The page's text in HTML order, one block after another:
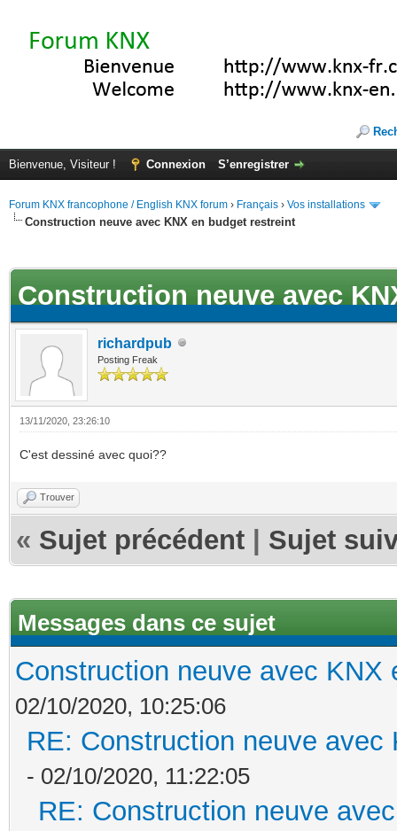
Bienvenue, Visiteur ! Connexion S’enregistrer
Forum KNX francophone / English KNX forum › Français › Vos installations
Construction neuve avec KNX en budget restreint
Construction neuve avec
richardpub
Posting Freak
13/11/2020, 23:26:10
C'est dessiné avec quoi??
Trouver
« Sujet précédent Sujet
Messages dans ce sujet
Construction neuve avec KNX
02/10/2020, 10:25:06
RE: Construction neuve avec
- 02/10/2020, 11:22:05
RE: Construction neuve